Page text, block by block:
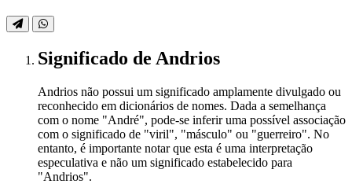
Significado de Andrios
Andrios não possui um significado amplamente divulgado ou
reconhecido em dicionários de nomes. Dada a semelhança
com o nome "André", pode-se inferir uma possível associação
com o significado de "viril", "másculo" ou "guerreiro". No
entanto, é importante notar que esta é uma interpretação
especulativa e não um significado estabelecido para
"Andrios".